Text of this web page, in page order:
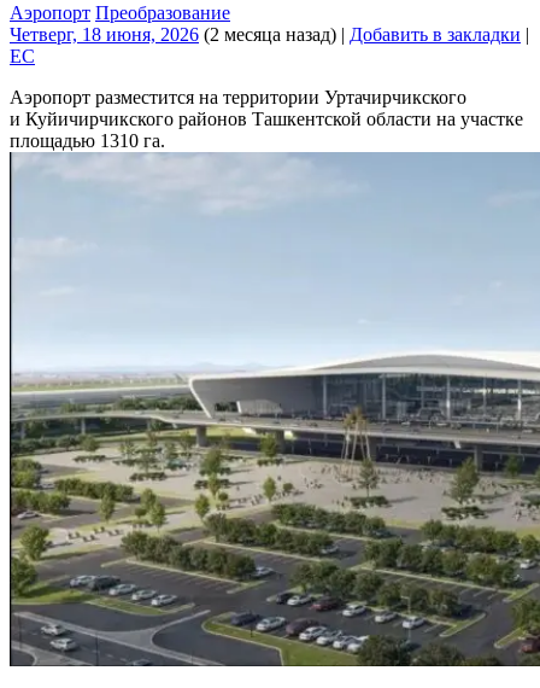
Аэропорт Преобразование
Четверг, 18 июня, 2026 (2 месяца назад) | Добавить в закладки |
EC
Аэропорт разместится на территории Уртачирчикского
и Куйичирчикского районов Ташкентской области на участке
площадью 1310 га.